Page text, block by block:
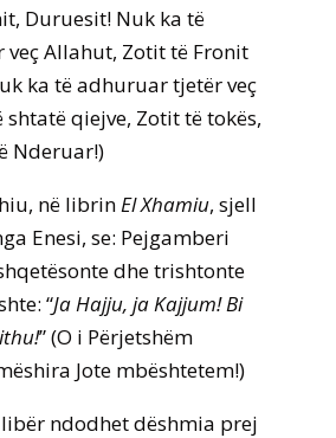
Duruesit! Nuk ka të
Allahut, Zotit të Fronit
ka të adhuruar tjetër veç
qiejve, Zotit të tokës,
Nderuar!)
në librinEl Xhamiu, sjell
Enesi, se: Pejgamberi
dhe trishtonte
“Ja Hajju, ja Kajjum! Bi
” (O i Përjetshëm
Jote mbështetem!)
ndodhet dëshmia prej